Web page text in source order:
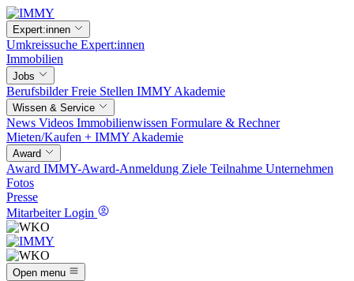
Expert:innen
Umkreissuche Expert:innen
Immobilien
Jobs
BerufsbilderFreie Stellen IMMY Akademie
Wissen & Service
News Videos Immobilienwissen Formulare & Rechner
Mieten/Kaufen + IMMY Akademie
Award
Award IMMY-Award-Anmeldung Ziele Teilnahme Unternehmen
Fotos
Presse
Mitarbeiter Login
Open menu